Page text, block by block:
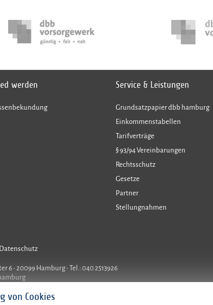
werden Service & Leistungen
Grundsatzpapier dbb hamburg
Einkommenstabellen
Tarifverträge
§ 93/94 Vereinbarungen
Rechtsschutz
Gesetze
Partner
Stellungnahmen
Datenschutz
• 20099 Hamburg • Tel.: 040 2513926
von Cookies